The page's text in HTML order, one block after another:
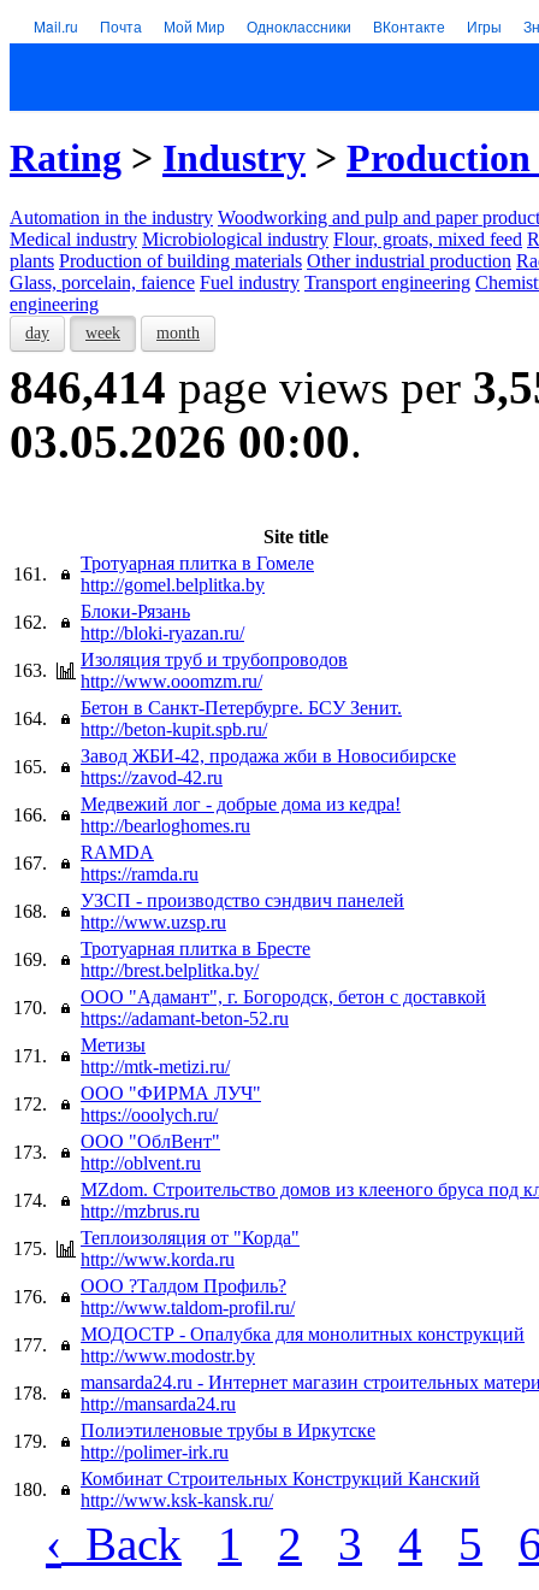
Mail.ru Почта Мой Мир Одноклассники ВКонтакте Игры
Rating > Industry >
Automation in the industry Woodworking and pulp and paper
Medical industry Microbiological industry Flour, groats, mixed feed
plants Production of building materials Other industrial production
Glass, porcelain, faience Fuel industry Transport engineering
engineering
day week month
846,414 page views per
03.05.2026 00:00.
Site title
161.
Тротуарная плитка в Гомеле
http://gomel.belplitka.by
162.
Блоки-Рязань
http://bloki-ryazan.ru/
163.
Изоляция труб и трубопроводов
http://www.ooomzm.ru/
164.
Бетон в Санкт-Петербурге. БСУ Зенит.
http://beton-kupit.spb.ru/
165.
Завод ЖБИ-42, продажа жби в Новосибирске
https://zavod-42.ru
166.
Медвежий лог - добрые дома из кедра!
http://bearloghomes.ru
167.
RAMDA
https://ramda.ru
168.
УЗСП - производство сэндвич панелей
http://www.uzsp.ru
169.
Тротуарная плитка в Бресте
http://brest.belplitka.by/
170.
ООО "Адамант", г. Богородск, бетон с доставкой
https://adamant-beton-52.ru
171.
Метизы
http://mtk-metizi.ru/
172.
ООО "ФИРМА ЛУЧ"
https://ooolych.ru/
173.
ООО "ОблВент"
http://oblvent.ru
174.
MZdom. Строительство домов из клееного бруса под
http://mzbrus.ru
175.
Теплоизоляция от "Корда"
http://www.korda.ru
176.
ООО ?Талдом Профиль?
http://www.taldom-profil.ru/
177.
МОДОСТР - Опалубка для монолитных конструкций
http://www.modostr.by
178.
mansarda24.ru - Интернет магазин строительных
http://mansarda24.ru
179.
Полиэтиленовые трубы в Иркутске
http://polimer-irk.ru
180.
Комбинат Строительных Конструкций Канский
http://www.ksk-kansk.ru/
‹ Back 1 2 3 4 5